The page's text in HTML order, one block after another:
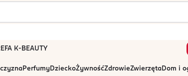
K-BEAUTY
PerfumyDzieckoŻywnośćZdrowieZwierzętaDom i